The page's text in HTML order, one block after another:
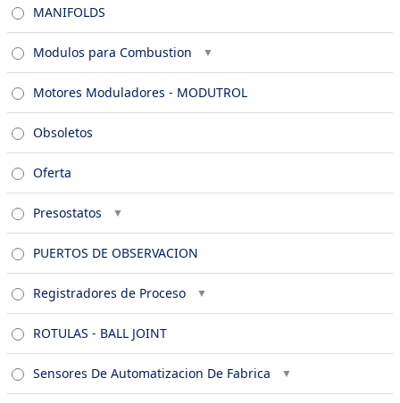
MANIFOLDS
Modulos para Combustion
Motores Moduladores - MODUTROL
Obsoletos
Oferta
Presostatos
PUERTOS DE OBSERVACION
Registradores de Proceso
ROTULAS - BALL JOINT
Sensores De Automatizacion De Fabrica